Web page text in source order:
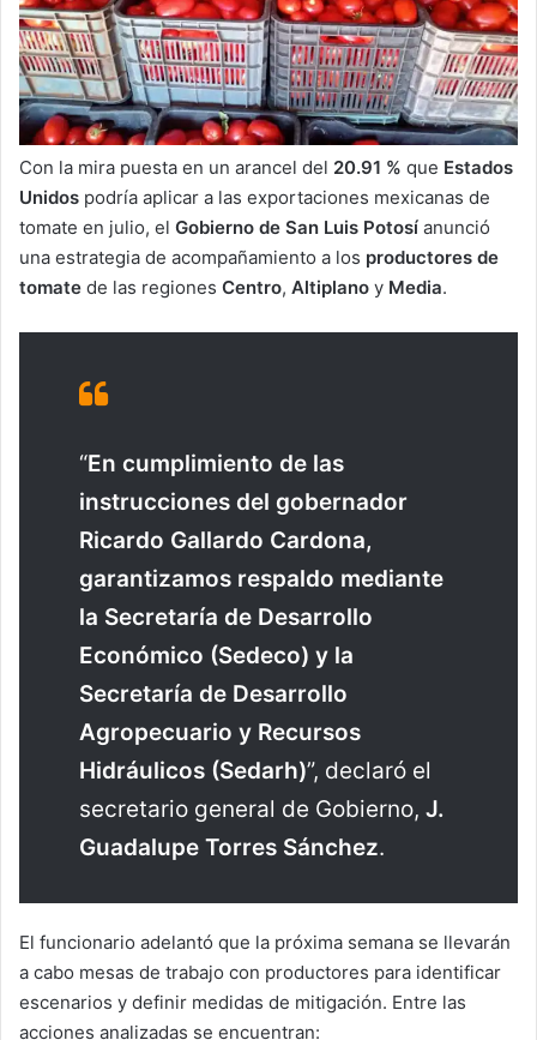
Con la mira puesta en un arancel del 20.91 % que Estados
Unidos podría aplicar a las exportaciones mexicanas de
tomate en julio, el Gobierno de San Luis Potosí anunció
una estrategia de acompañamiento a los productores de
tomate de las regiones Centro, Altiplano y Media.
“En cumplimiento de las
instrucciones del gobernador
Ricardo Gallardo Cardona,
garantizamos respaldo mediante
la Secretaría de Desarrollo
Económico (Sedeco) y la
Secretaría de Desarrollo
Agropecuario y Recursos
Hidráulicos (Sedarh)”, declaró el
secretario general de Gobierno, J.
Guadalupe Torres Sánchez.
El funcionario adelantó que la próxima semana se llevarán
a cabo mesas de trabajo con productores para identificar
escenarios y definir medidas de mitigación. Entre las
acciones analizadas se encuentran: